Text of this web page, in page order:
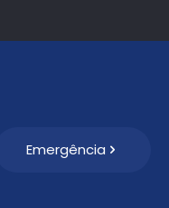
Emergência